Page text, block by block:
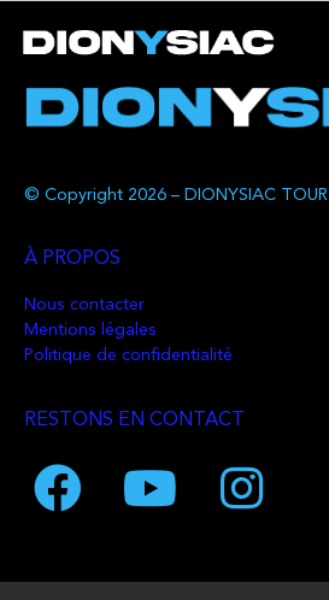
© Copyright 2026 – DIONYSIAC TOUR
À PROPOS
Nous contacter
Mentions légales
Politique de confidentialité
RESTONS EN CONTACT